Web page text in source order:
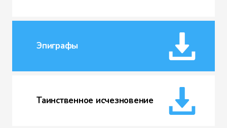
Эпиграфы
Таинственное исчезновение